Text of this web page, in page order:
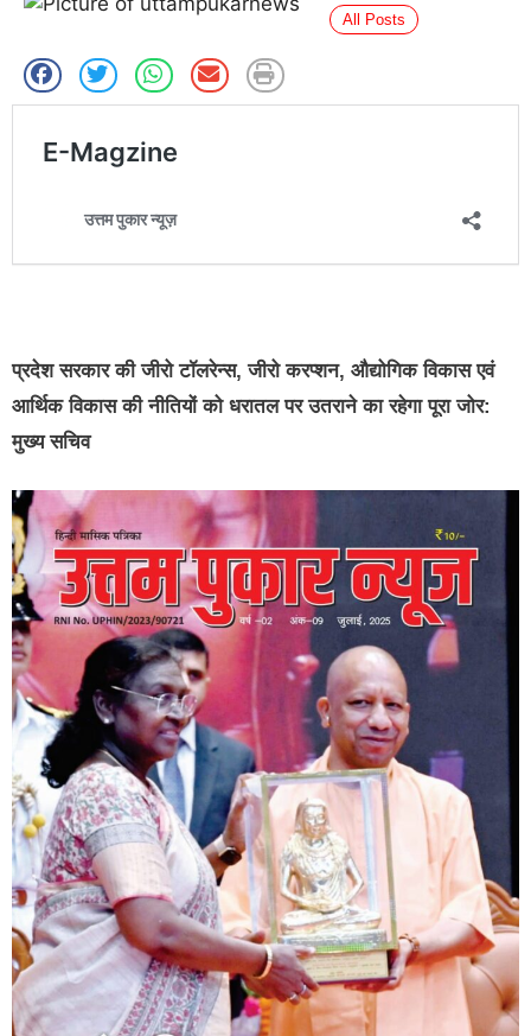
All Posts
प्रदेश सरकार की जीरो टॉलरेन्स, जीरो करप्शन, औद्योगिक विकास एवं
आर्थिक विकास की नीतियों को धरातल पर उतराने का रहेगा पूरा जोर:
मुख्य सचिव